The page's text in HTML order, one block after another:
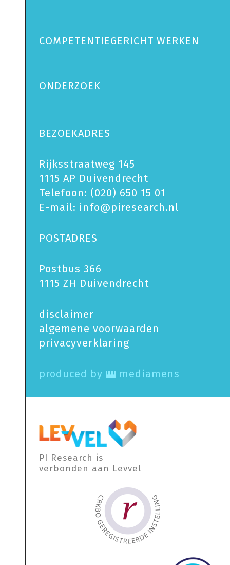
COMPETENTIEGERICHT WERKEN
ONDERZOEK
BEZOEKADRES
Rijksstraatweg 145
1115 AP Duivendrecht
Telefoon: (020) 650 15 01
E-mail: info@piresearch.nl
POSTADRES
Postbus 366
1115 ZH Duivendrecht
disclaimer
algemene voorwaarden
privacy­verklaring
produced by mediamens
PI Research is
verbonden aan Levvel